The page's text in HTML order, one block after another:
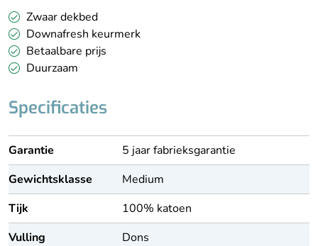
Zwaar dekbed
Downafresh keurmerk
Betaalbare prijs
Duurzaam
Specificaties
Garantie
5 jaar fabrieksgarantie
Gewichtsklasse
Medium
Tijk
100% katoen
Vulling
Dons